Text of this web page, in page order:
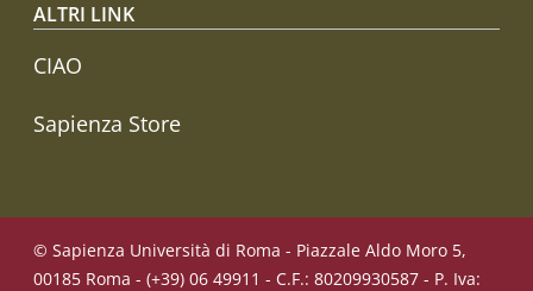
ALTRI LINK
CIAO
Sapienza Store
© Sapienza Università di Roma - Piazzale Aldo Moro 5,
00185 Roma - (+39) 06 49911 - C.F.: 80209930587 - P. Iva: